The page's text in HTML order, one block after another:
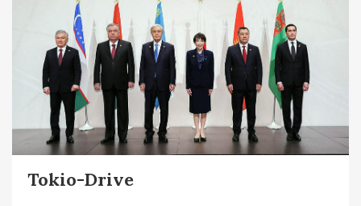
Tokio-Drive